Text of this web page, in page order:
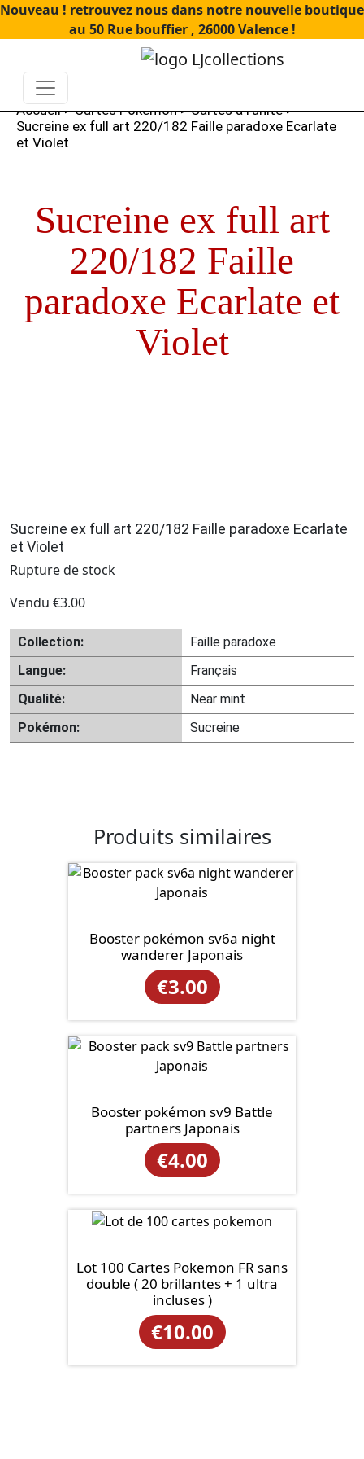
Nouveau ! retrouvez nous dans notre nouvelle boutique
au 50 Rue bouffier , 26000 Valence !
Accueil>Cartes Pokémon>Cartes à l'unité>
Sucreine ex full art 220/182 Faille paradoxe Ecarlate
et Violet
Sucreine ex full art
220/182 Faille
paradoxe Ecarlate et
Violet
Sucreine ex full art 220/182 Faille paradoxe Ecarlate
et Violet
Rupture de stock
Vendu €3.00
Collection:
Faille paradoxe
Langue:
Français
Qualité:
Near mint
Pokémon:
Sucreine
Produits similaires
Booster pokémon sv6a night
wanderer Japonais
€3.00
Booster pokémon sv9 Battle
partners Japonais
€4.00
Lot 100 Cartes Pokemon FR sans
double ( 20 brillantes + 1 ultra
incluses )
€10.00